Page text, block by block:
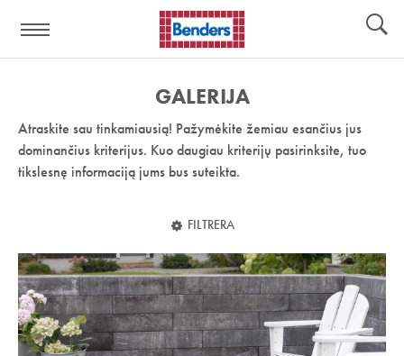
nuoroda:
GALERIJA
Atraskite sau tinkamiausią! Pažymėkite žemiau esančius jus
dominančius kriterijus. Kuo daugiau kriterijų pasirinksite, tuo
tikslesnę informaciją jums bus suteikta.
FILTRERA